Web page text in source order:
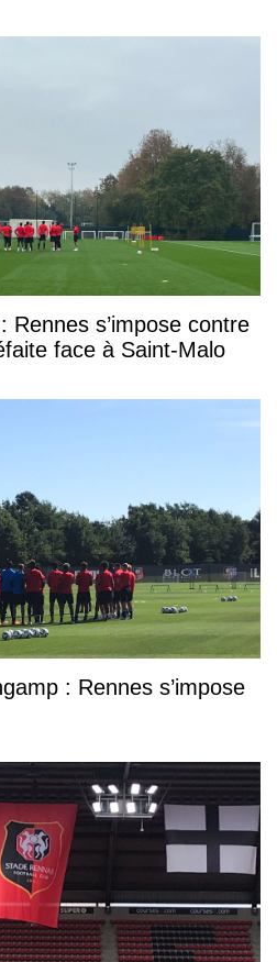
Rennes s’impose contre
face à Saint-Malo
: Rennes s’impose